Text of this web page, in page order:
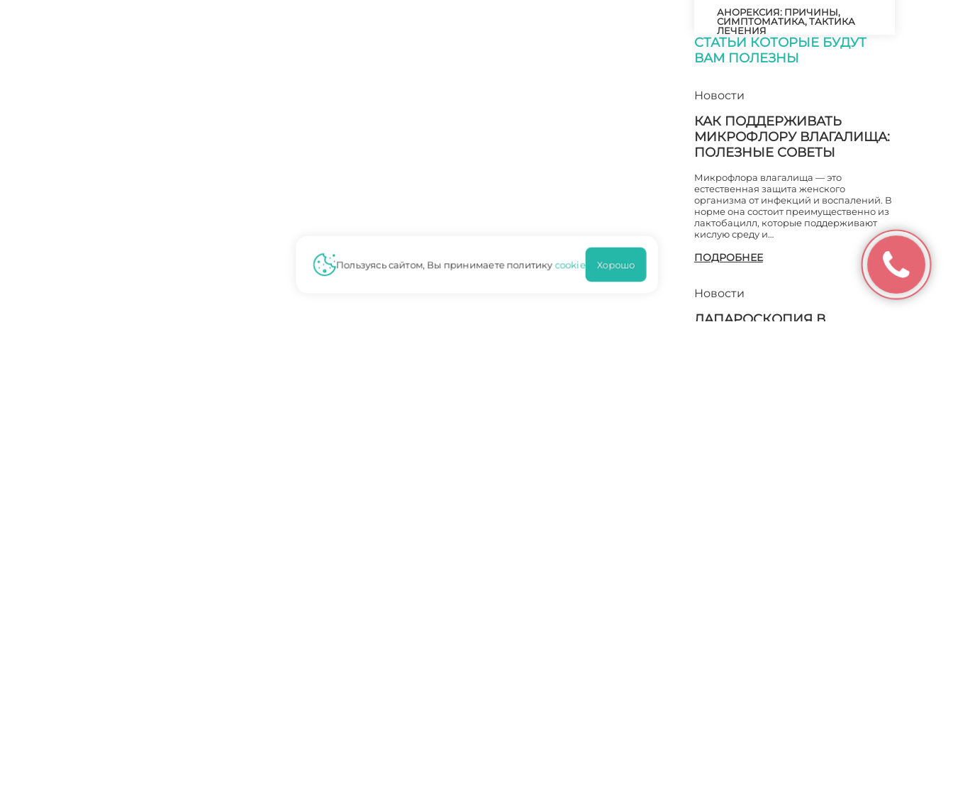
АНОРЕКСИЯ: ПРИЧИНЫ,
СИМПТОМАТИКА, ТАКТИКА
ЛЕЧЕНИЯ
АНОРЕКСИЯ: СОЗНАТЕЛЬНАЯ
СИМПТОМЫ И ПОМОЩЬ
АНТИБИОТИКИ ПОСЛЕ
ВЫСКАБЛИВАНИЯ
АРОМАТЕРАПИЯ ВО ВРЕМЯ
БЕРЕМЕННОСТИ
БАКТЕРИАЛЬНЫЙ ВАГИНОЗ
БЕРЕМЕНЕТЬ ПОСЛЕ
СТАТЬИ КОТОРЫЕ БУДУТ
ВАМ ПОЛЕЗНЫ
Новости
КАК ПОДДЕРЖИВАТЬ
МИКРОФЛОРУ ВЛАГАЛИЩА:
ПОЛЕЗНЫЕ СОВЕТЫ
Микрофлора влагалища — это
естественная защита женского
организма от инфекций и воспалений. В
норме она состоит преимущественно из
лактобацилл, которые поддерживают
кислую среду и…
ПОДРОБНЕЕ
Новости
ЛАПАРОСКОПИЯ В
Пользуясь сайтом, Вы принимаете политикуcookie Хорошо